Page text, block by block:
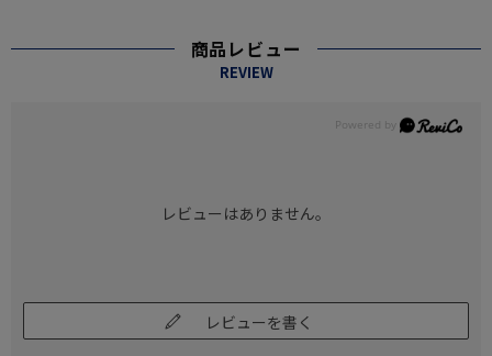
商品レビュー
REVIEW
レビューはありません。
レビューを書く